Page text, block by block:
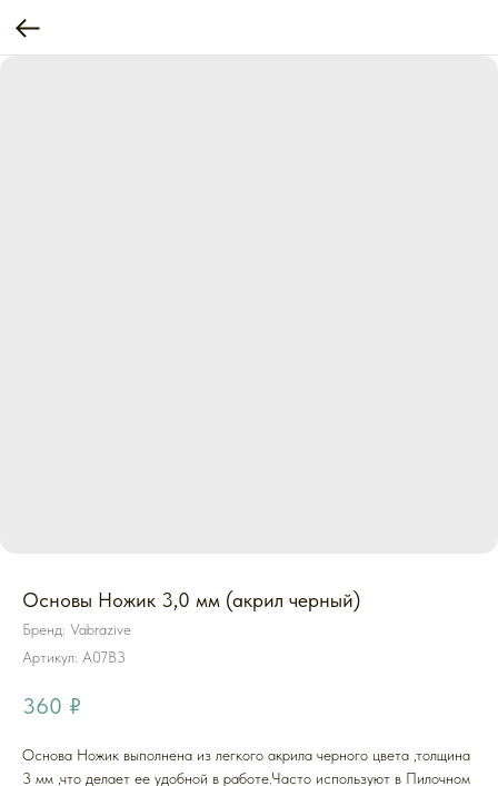
Основы Ножик 3,0 мм (акрил черный)
Бренд: Vabrazive
Артикул: A07B3
360 ₽
Основа Ножик выполнена из легкого акрила черного цвета ,толщина
3 мм ,что делает ее удобной в работе.Часто используют в Пилочном